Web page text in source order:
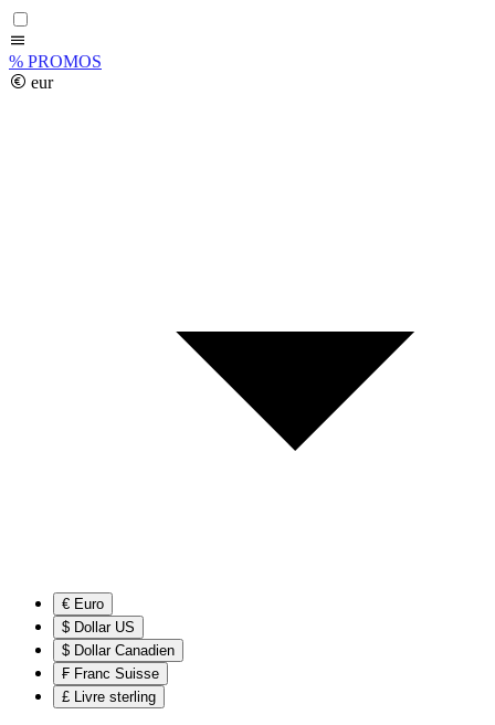
% PROMOS
eur
€ Euro
$ Dollar US
$ Dollar Canadien
₣ Franc Suisse
£ Livre sterling